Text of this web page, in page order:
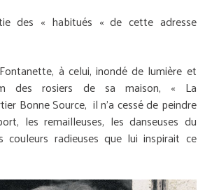
des « habitués « de cette adresse
à celui, inondé de lumière et
des rosiers de sa maison, « La
Bonne Source, il n’a cessé de peindre
les remailleuses, les danseuses du
couleurs radieuses que lui inspirait ce